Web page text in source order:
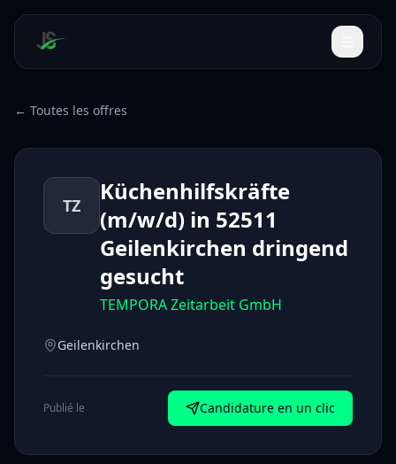
← Toutes les offres
TZ
Küchenhilfskräfte
(m/w/d) in 52511
Geilenkirchen dringend
gesucht
TEMPORA Zeitarbeit GmbH
Geilenkirchen
Publié le Candidature en un clic